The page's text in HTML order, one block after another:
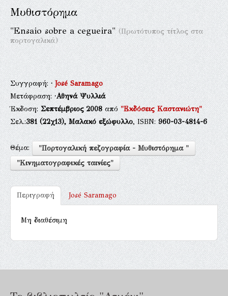
Μυθιστόρημα
"Ensaio sobre a cegueira"(Πρωτότυπος τίτλος στα
πορτογαλικά)
Συγγραφή:·José Saramago
Μετάφραση:·Αθηνά Ψυλλιά
Έκδοση:Σεπτέμβριος 2008από"Εκδόσεις Καστανιώτη"
Σελ.:381(22χ13), Μαλακό εξώφυλλο, ISBN:960-03-4814-6
Θέμα:
"Πορτογαλική πεζογραφία - Μυθιστόρημα "
"Κινηματογραφικές ταινίες"
Περιγραφή José Saramago
Μη διαθέσιμη